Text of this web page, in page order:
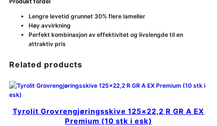
Lengre levetid grunnet 30% flere lameller
Høy avvirkning
Perfekt kombinasjon av effektivitet og livslengde til en
attraktiv pris
Related products
Tyrolit Grovrengjøringsskive 125×22,2 R GR A EX
Premium (10 stk i esk)